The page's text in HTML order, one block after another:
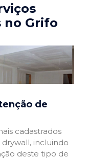
no Grifo
de
cadastrados
incluindo
deste tipo de